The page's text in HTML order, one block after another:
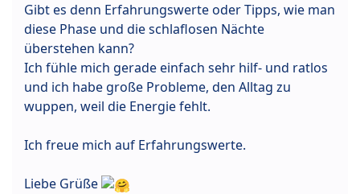
Gibt es denn Erfahrungswerte oder Tipps, wie man
diese Phase und die schlaflosen Nächte
überstehen kann?
Ich fühle mich gerade einfach sehr hilf- und ratlos
und ich habe große Probleme, den Alltag zu
wuppen, weil die Energie fehlt.
Ich freue mich auf Erfahrungswerte.
Liebe Grüße